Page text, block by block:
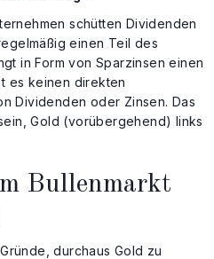
schütten Dividenden
einen Teil des
in Form von Sparzinsen einen
es keinen direkten
Dividenden oder Zinsen. Das
Gold (vorübergehend) links
Bullenmarkt
durchaus Gold zu